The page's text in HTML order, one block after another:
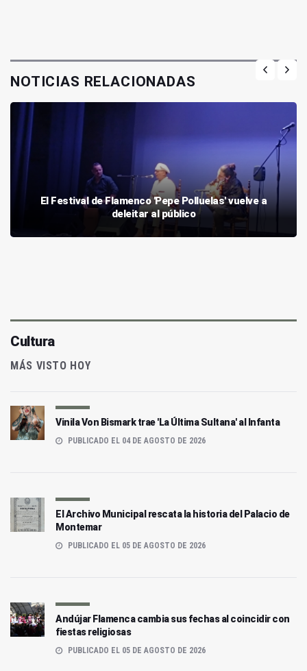
NOTICIAS RELACIONADAS
El Festival de Flamenco 'Pepe Polluelas' vuelve a
deleitar al público
Cultura
MÁS VISTO HOY
Vinila Von Bismark trae 'La Última Sultana' al Infanta
PUBLICADO EL 04 DE AGOSTO DE 2026
El Archivo Municipal rescata la historia del Palacio de
Montemar
PUBLICADO EL 05 DE AGOSTO DE 2026
Andújar Flamenca cambia sus fechas al coincidir con
fiestas religiosas
PUBLICADO EL 05 DE AGOSTO DE 2026